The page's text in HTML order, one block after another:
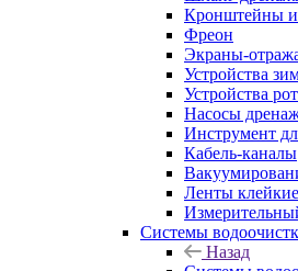
Кронштейны и
Фреон
Экраны-
Устройства
Устройства
Насосы
Инструмент
Кабель-каналы
Ленты клейкие
Системы
Назад